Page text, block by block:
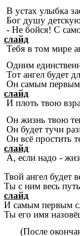
В устах улыбка
Бог душу
- Не
слайд
Тебя в том мире
Одним
Тот ангел будет
Он самым
слайд
И плоть твою
Он жизнь твою
Он будет тучи
Он всё
слайд
А, если надо -
Твой ангел будет
Ты с ним
слайд
И самым первым
Ты его имя
(После